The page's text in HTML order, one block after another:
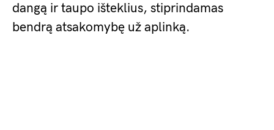
dangą ir taupo išteklius, stiprindamas
bendrą atsakomybę už aplinką.